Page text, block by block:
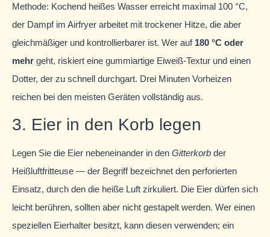
Methode: Kochend heißes Wasser erreicht maximal 100 °C,
der Dampf im Airfryer arbeitet mit trockener Hitze, die aber
gleichmäßiger und kontrollierbarer ist. Wer auf 180 °C oder
mehr geht, riskiert eine gummiartige Eiweiß-Textur und einen
Dotter, der zu schnell durchgart. Drei Minuten Vorheizen
reichen bei den meisten Geräten vollständig aus.
3. Eier in den Korb legen
Legen Sie die Eier nebeneinander in den Gitterkorb der
Heißluftfritteuse — der Begriff bezeichnet den perforierten
Einsatz, durch den die heiße Luft zirkuliert. Die Eier dürfen sich
leicht berühren, sollten aber nicht gestapelt werden. Wer einen
speziellen Eierhalter besitzt, kann diesen verwenden; ein